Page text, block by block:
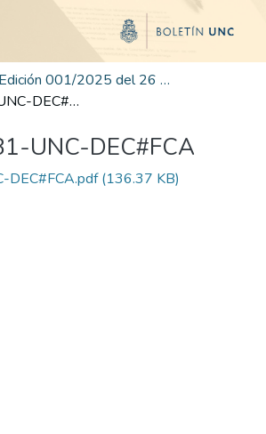
Edición 001/2025 del 26 de mayo de 2025
RD-2025-81-UNC-DEC#FCA
UNC-DEC#FCA
(136.37 KB)